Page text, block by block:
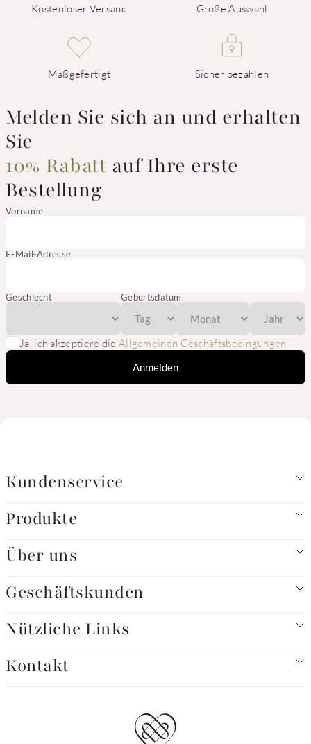
Kostenloser Versand Große Auswahl
Maßgefertigt Sicher bezahlen
Melden Sie sich an und erhalten
Sie
10% Rabatt auf Ihre erste
Bestellung
Vorname
E-Mail-Adresse
Geschlecht Geburtsdatum
Ja, ich akzeptiere die Allgemeinen Geschäftsbedingungen
Anmelden
Kundenservice
Produkte
Über uns
Geschäftskunden
Nützliche Links
Kontakt